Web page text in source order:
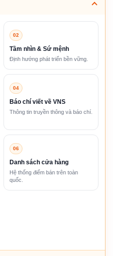
02
Tầm nhìn & Sứ mệnh
Định hướng phát triển bền vững.
04
Báo chí viết về VNS
Thông tin truyền thông và báo chí.
06
Danh sách cửa hàng
Hệ thống điểm bán trên toàn
quốc.